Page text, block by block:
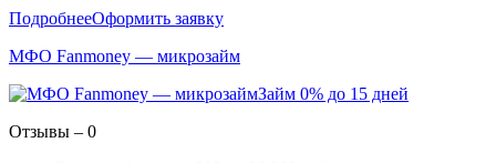
ПодробнееОформить заявку
МФО Fanmoney — микрозайм
Займ 0% до 15 дней
Отзывы – 0